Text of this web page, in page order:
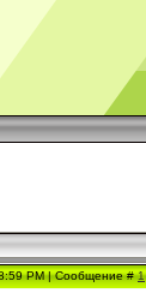
PM | Сообщение #1